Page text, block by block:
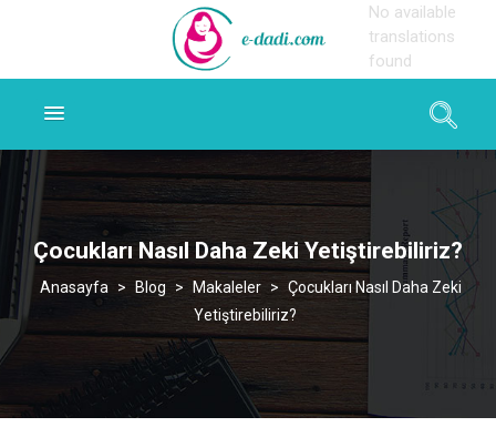
Çocukları Nasıl Daha Zeki Yetiştirebiliriz?
> Blog > Makaleler > Çocukları Nasıl Daha Zeki
Yetiştirebiliriz?
No available
translations
found